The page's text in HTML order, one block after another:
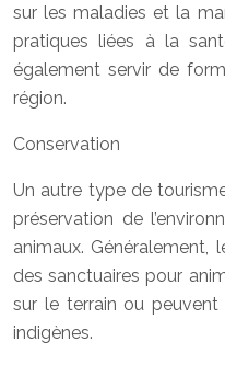
sur les maladies et la
pratiques liées à la
également servir de
région.
Conservation
Un autre type de
préservation de
animaux. Généralement,
des sanctuaires pour
sur le terrain ou
indigènes.